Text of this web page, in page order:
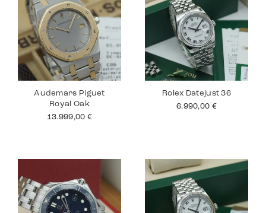
Audemars Piguet
Royal Oak
13.999,00 €
Rolex Datejust 36
6.990,00 €